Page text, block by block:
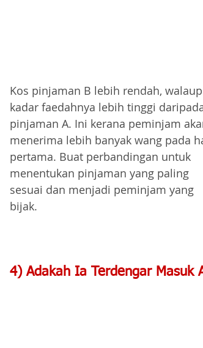
Kos pinjaman B lebih rendah,
kadar faedahnya lebih tinggi
pinjaman A. Ini kerana peminjam
menerima lebih banyak wang pada
pertama. Buat perbandingan untuk
menentukan pinjaman yang paling
sesuai dan menjadi peminjam yang
bijak.
4) Adakah Ia Terdengar Masuk